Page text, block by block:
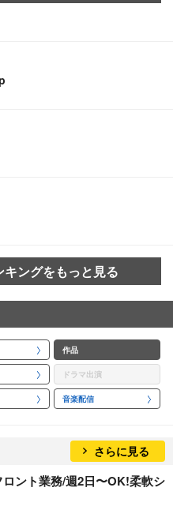
ングをもっと見る
作品
ドラマ出演
音楽配信
さらに見る
ント業務/週2⽇〜OK!柔軟シ